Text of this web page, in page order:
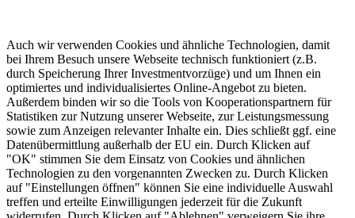
Auch wir verwenden Cookies und ähnliche Technologien, damit
bei Ihrem Besuch unsere Webseite technisch funktioniert (z.B.
durch Speicherung Ihrer Investmentvorzüge) und um Ihnen ein
optimiertes und individualisiertes Online-Angebot zu bieten.
Außerdem binden wir so die Tools von Kooperationspartnern für
Statistiken zur Nutzung unserer Webseite, zur Leistungsmessung
sowie zum Anzeigen relevanter Inhalte ein. Dies schließt ggf. eine
Datenübermittlung außerhalb der EU ein. Durch Klicken auf
"OK" stimmen Sie dem Einsatz von Cookies und ähnlichen
Technologien zu den vorgenannten Zwecken zu. Durch Klicken
auf "Einstellungen öffnen" können Sie eine individuelle Auswahl
treffen und erteilte Einwilligungen jederzeit für die Zukunft